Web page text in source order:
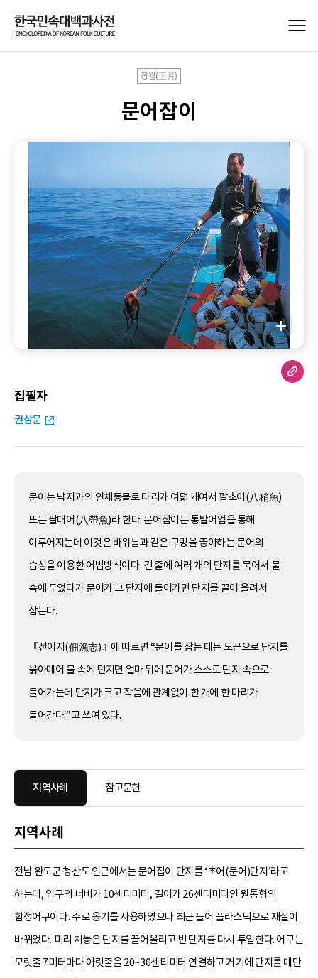
정월(正月)
문어잡이
집필자
권삼문
문어는 낙지과의 연체동물로 다리가 여덟 개여서 팔초어(八稍魚)
또는 팔대어(八帶魚)라 한다. 문어잡이는 통발어업을 통해
이루어지는데 이것은 바위틈과 같은 구멍을 좋아하는 문어의
습성을 이용한 어법방식이다. 긴 줄에 여러 개의 단지를 묶어서 물
속에 두었다가 문어가 그 단지에 들어가면 단지를 끌어 올려서
잡는다.
『전어지(佃漁志)』에 따르면 “문어를 잡는 데는 노끈으로 단지를
옭아매어 물 속에 던지면 얼마 뒤에 문어가 스스로 단지 속으로
들어가는데 단지가 크고 작음에 관계없이 한 개에 한 마리가
들어간다.”고 쓰여 있다.
지역사례 참고문헌
지역사례
전남 완도군 청산도 인근에서는 문어잡이 단지를 ‘초어(문어)단지’라고
하는데, 입구의 너비가 10센티미터, 길이가 26센티미터인 원통형의
함정어구이다. 주로 옹기를 사용하였으나 최근 들어 플라스틱으로 재질이
바뀌었다. 미리 쳐놓은 단지를 끌어올리고 빈 단지를 다시 투입한다. 어구는
모릿줄 7미터마다 아릿줄을 20~30센티미터 연결하고 거기에 단지를 매단